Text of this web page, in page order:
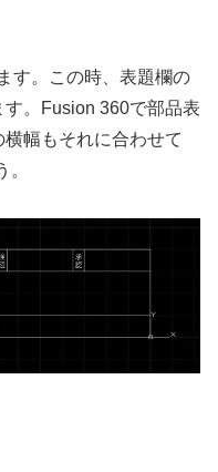
す。この時、表題欄の
。Fusion 360で部品表
幅もそれに合わせて